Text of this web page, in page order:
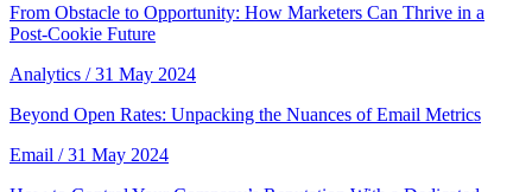
From Obstacle to Opportunity: How Marketers Can Thrive in a
Post-Cookie Future
Analytics / 31 May 2024
Beyond Open Rates: Unpacking the Nuances of Email Metrics
Email / 31 May 2024